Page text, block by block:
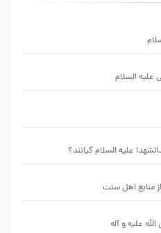
السلام
علیه ‌السلام کیانند؟
منابع اهل سنت
علیه و آله